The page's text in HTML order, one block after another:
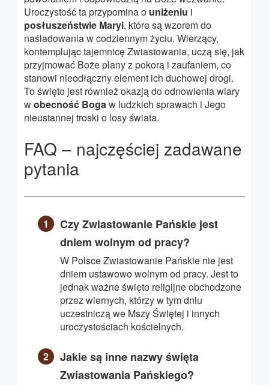
Uroczystość ta przypomina o uniżeniu i
posłuszeństwie Maryi, które są wzorem do
naśladowania w codziennym życiu. Wierzący,
kontemplując tajemnicę Zwiastowania, uczą się, jak
przyjmować Boże plany z pokorą i zaufaniem, co
stanowi nieodłączny element ich duchowej drogi.
To święto jest również okazją do odnowienia wiary
wobecność Bogaw ludzkich sprawach i Jego
nieustannej troski o losy świata.
FAQ – najczęściej zadawane
pytania
Czy Zwiastowanie Pańskie jest
dniem wolnym od pracy?
W Polsce Zwiastowanie Pańskie nie jest
dniem ustawowo wolnym od pracy. Jest to
jednak ważne święto religijne obchodzone
przez wiernych, którzy w tym dniu
uczestniczą we Mszy Świętej i innych
uroczystościach kościelnych.
Jakie są inne nazwy święta
Zwiastowania Pańskiego?